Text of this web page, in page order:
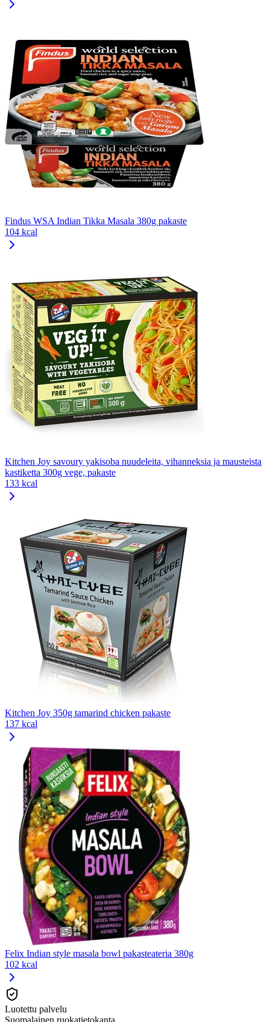
Findus WSA Indian Tikka Masala 380g pakaste
104 kcal
Kitchen Joy savoury yakisoba nuudeleita, vihanneksia ja mausteista
kastiketta 300g vege, pakaste
133 kcal
Kitchen Joy 350g tamarind chicken pakaste
137 kcal
Felix Indian style masala bowl pakasteateria 380g
102 kcal
Luotettu palvelu
Suomalainen ruokatietokanta